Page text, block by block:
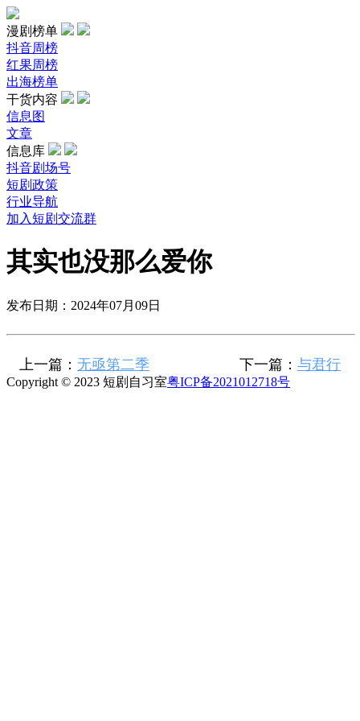
漫剧榜单
抖音周榜
红果周榜
出海榜单
干货内容
信息图
文章
信息库
抖音剧场号
短剧政策
行业导航
加入短剧交流群
其实也没那么爱你
发布日期：2024年07月09日
上一篇： 无亟第二季 下一篇： 与君行
Copyright © 2023 短剧自习室粤ICP备2021012718号